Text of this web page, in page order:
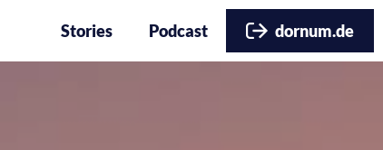
Stories Podcast dornum.de